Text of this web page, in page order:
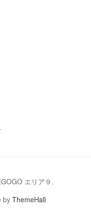
エリア９.
byThemeHall